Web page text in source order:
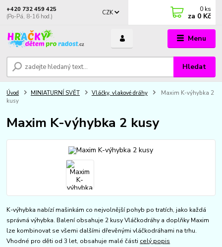
Menu
CZK
Hledat
+420 732 459 425
(Po-Pá, 8-16 hod.)
0 ks
za 0 Kč
Úvod MINIATURNÍ SVĚT Vláčky, vlakové dráhy
Maxim K-výhybka 2
kusy
Maxim K-výhybka 2 kusy
K-výhybka nabízí mašinkám co nejvolnější pohyb po tratích, jako každá
správná výhybka. Balení obsahuje 2 kusy Vláčkodráhy a doplňky Maxim
lze kombinovat se všemi dalšími dřevěnými vláčkodráhami na trhu.
Vhodné pro děti od 3 let, obsahuje malé části celý popis